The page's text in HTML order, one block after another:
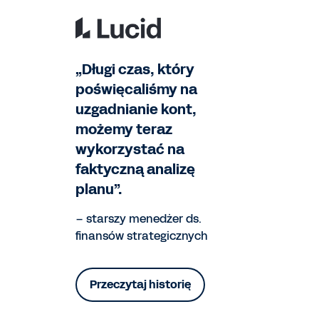
„Długi czas, który
poświęcaliśmy na
uzgadnianie kont,
możemy teraz
wykorzystać na
faktyczną analizę
planu”.
– starszy menedżer ds.
finansów strategicznych
Przeczytaj historię